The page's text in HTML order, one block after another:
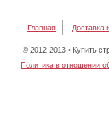
Главная Доставка
© 2012-2013 • Купить
Политика в отношении